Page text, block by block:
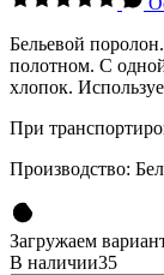
Бельевой
полотном. С
хлопок.
При
Производство:
Загружаем
В наличии35